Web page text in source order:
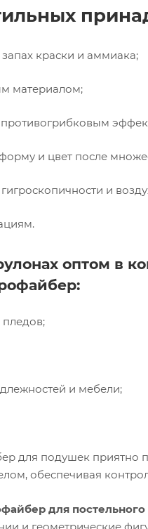
краски и аммиака;
материалом;
и цвет после
и
оптом в
и мебели;
для подушек приятно
обеспечивая
для постельного